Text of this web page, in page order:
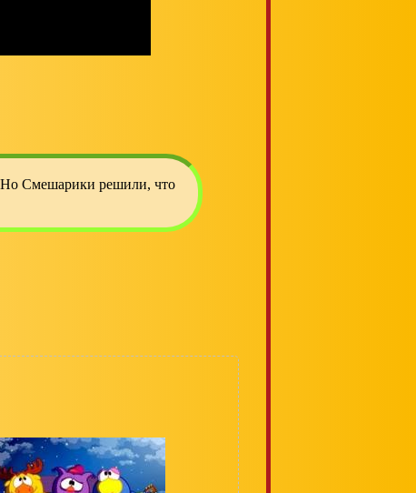
Смешарики решили, что